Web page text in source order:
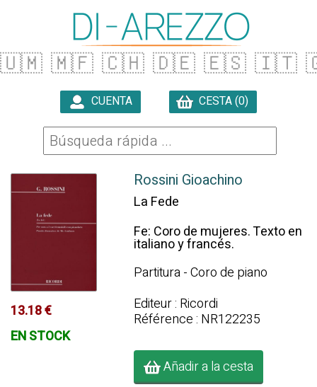
🇺🇲 🇲🇫 🇨🇭 🇩🇪 🇪🇸 🇮🇹
CUENTA CESTA (0)
13.18 €
EN STOCK
Rossini Gioachino
La Fede
Fe: Coro de mujeres. Texto en
italiano y francés.
Partitura - Coro de piano
Editeur : Ricordi
Référence : NR122235
Añadir a la cesta